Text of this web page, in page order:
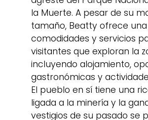
la Muerte. A pesar de su
tamaño, Beatty ofrece
comodidades y servicios
visitantes que exploran la
incluyendo alojamiento,
gastronómicas y
El pueblo en sí tiene una
ligada a la minería y la
vestigios de su pasado se